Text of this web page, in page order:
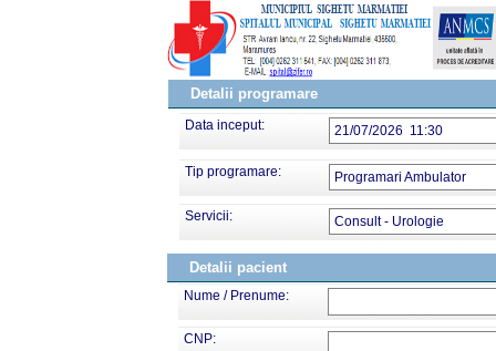
Detalii programare
Data inceput: 21/07/2026 11:30
Tip programare: Programari Ambulator
Servicii: Consult - Urologie
Detalii pacient
Nume / Prenume:
CNP: